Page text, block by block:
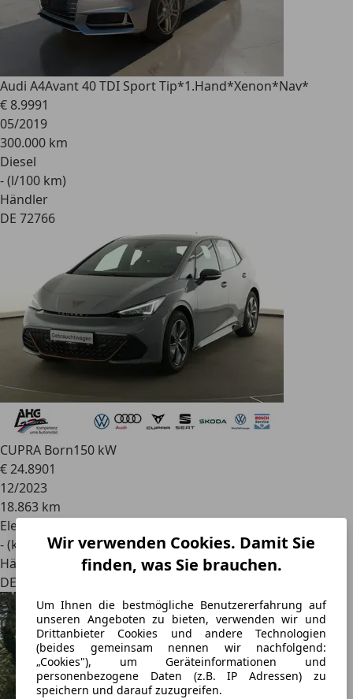
Wir verwenden Cookies. Damit Sie
finden, was Sie brauchen.
Um Ihnen die bestmögliche Benutzererfahrung auf
unseren Angeboten zu bieten, verwenden wir und
Drittanbieter Cookies und andere Technologien
(beides gemeinsam nennen wir nachfolgend:
„Cookies"), um Geräteinformationen und
personenbezogene Daten (z.B. IP Adressen) zu
speichern und darauf zuzugreifen.
Audi A4Avant 40 TDI Sport Tip*1.Hand*Xenon*Nav*
€ 8.9991
05/2019
300.000 km
Diesel
- (l/100 km)
Händler
DE 72766
CUPRA Born150 kW
€ 24.8901
12/2023
18.863 km
Elektro
- (kWh/100 km)
Händler
DE 98527